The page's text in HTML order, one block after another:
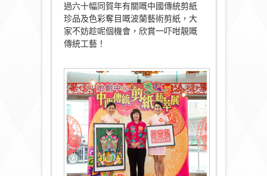
過六十幅同賀年有關嘅中國傳統剪紙
珍品及色彩奪目嘅波蘭藝術剪紙，大
家不妨趁呢個機會，欣賞一吓咁靚嘅
傳統工藝！